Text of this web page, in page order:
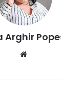
Arghir